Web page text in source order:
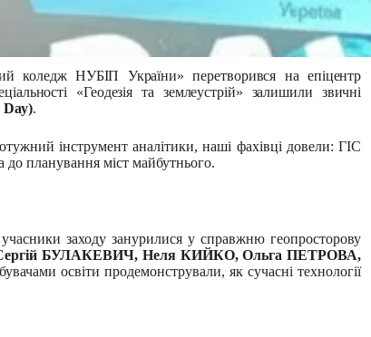
коледж НУБІП України» перетворився на епіцентр
«Геодезія та землеустрій» залишили звичні
.
інструмент аналітики, наші фахівці довели: ГІС
до планування міст майбутнього.
заходу занурилися у справжню геопросторову
БУЛАКЕВИЧ, Неля КИЙКО, Ольга ПЕТРОВА,
освіти продемонстрували, як сучасні технології